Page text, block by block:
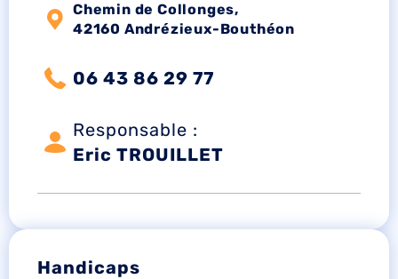
Chemin de Collonges,
42160 Andrézieux-Bouthéon
06 43 86 29 77
Responsable :
Eric TROUILLET
Handicaps